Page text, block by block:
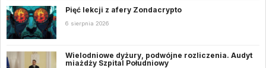
Pięć lekcji z afery Zondacrypto
6 sierpnia 2026
Wielodniowe dyżury, podwójne rozliczenia. Audyt
miażdży Szpital Południowy